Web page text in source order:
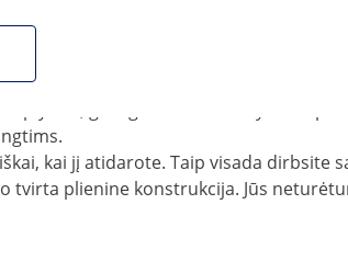
nauji!
ploviklį, priėjimą prie siurblio
plyšius, galinga srove. Su valymo
kai jį atidarote. Taip visada dirbsite
tvirta plienine konstrukcija. Jūs